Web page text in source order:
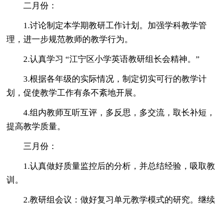
二月份：
1.讨论制定本学期教研工作计划。加强学科教学管
理，进一步规范教师的教学行为。
2.认真学习 “江宁区小学英语教研组长会精神。”
3.根据各年级的实际情况，制定切实可行的教学计
划，促使教学工作有条不紊地开展。
4.组内教师互听互评，多反思，多交流，取长补短，
提高教学质量。
三月份：
1.认真做好质量监控后的分析，并总结经验，吸取教
训。
2.教研组会议：做好复习单元教学模式的研究。继续